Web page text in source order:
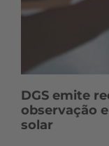
DGS emite
observação
solar